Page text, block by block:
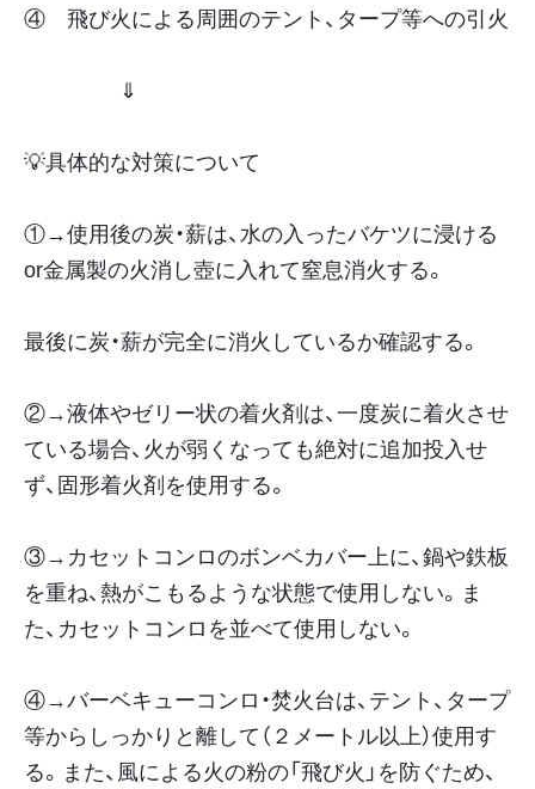
④ 飛び火による周囲のテント、タープ等への引火
⇓
💡具体的な対策について
①→使用後の炭・薪は、水の入ったバケツに浸ける
or金属製の火消し壺に入れて窒息消火する。
最後に炭・薪が完全に消火しているか確認する。
②→液体やゼリー状の着火剤は、一度炭に着火させ
ている場合、火が弱くなっても絶対に追加投入せ
ず、固形着火剤を使用する。
③→カセットコンロのボンベカバー上に、鍋や鉄板
を重ね、熱がこもるような状態で使用しない。ま
た、カセットコンロを並べて使用しない。
④→バーベキューコンロ・焚火台は、テント、タープ
等からしっかりと離して（２メートル以上）使用す
る。また、風による火の粉の「飛び火」を防ぐため、